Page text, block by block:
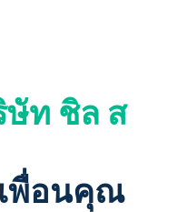
ษัท ชิล ส
พื่อนคุณ